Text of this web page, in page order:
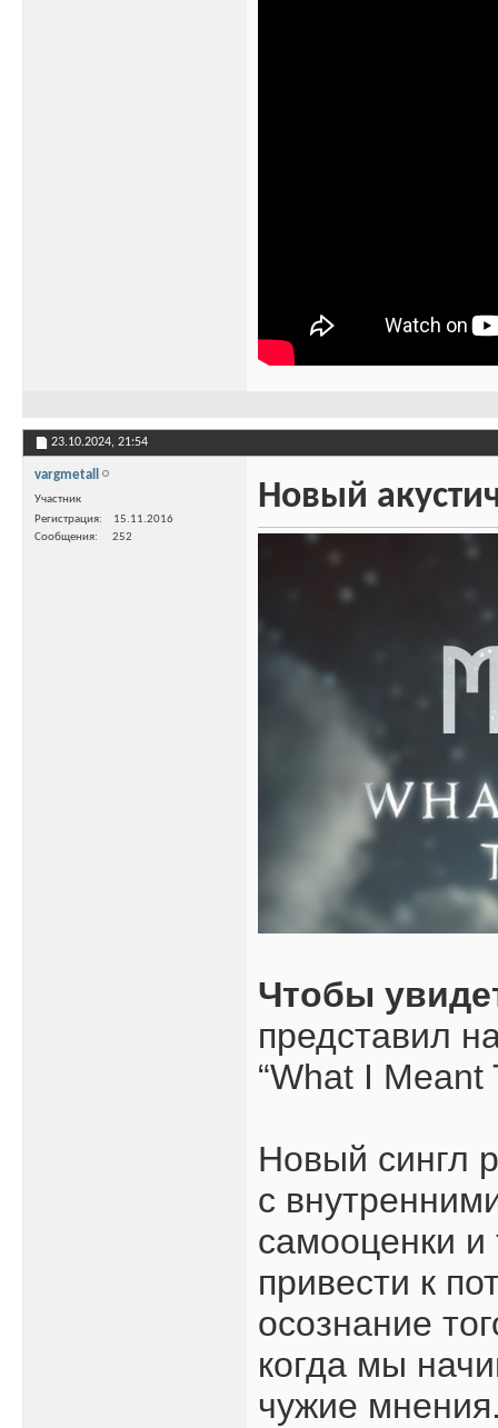
23.10.2024, 21:54
vargmetall
Участник
Регистрация
15.11.2016
Сообщения
252
Новый
Чтобы
представил
“What I Meant
Новый сингл
с
самооценки и
привести к
осознание
когда мы
чужие